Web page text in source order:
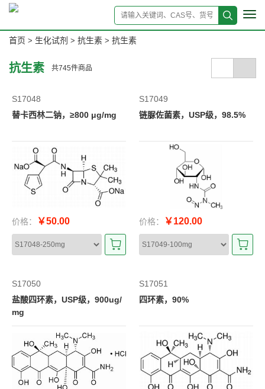
首页 > 生化试剂 > 抗生素 > 抗生素
抗生素 共745件商品
S17048
替卡西林二钠，≥800 μg/mg
价格： ￥50.00
S17049
链脲佐菌素，USP级，98.5%
价格： ￥120.00
S17050
盐酸四环素，USP级，900ug/
mg
S17051
四环素，90%